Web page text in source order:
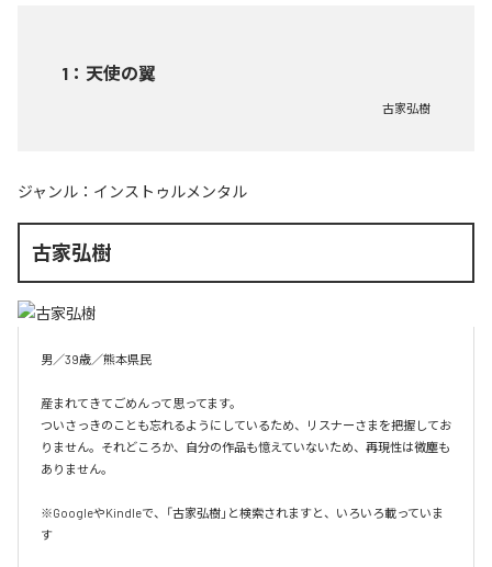
1 ： 天使の翼
古家弘樹
ジャンル： インストゥルメンタル
古家弘樹
男／39歳／熊本県民
産まれてきてごめんって思ってます。
ついさっきのことも忘れるようにしているため、リスナーさまを把握してお
りません。それどころか、自分の作品も憶えていないため、再現性は微塵も
ありません。
※GoogleやKindleで、「古家弘樹」と検索されますと、いろいろ載っていま
す